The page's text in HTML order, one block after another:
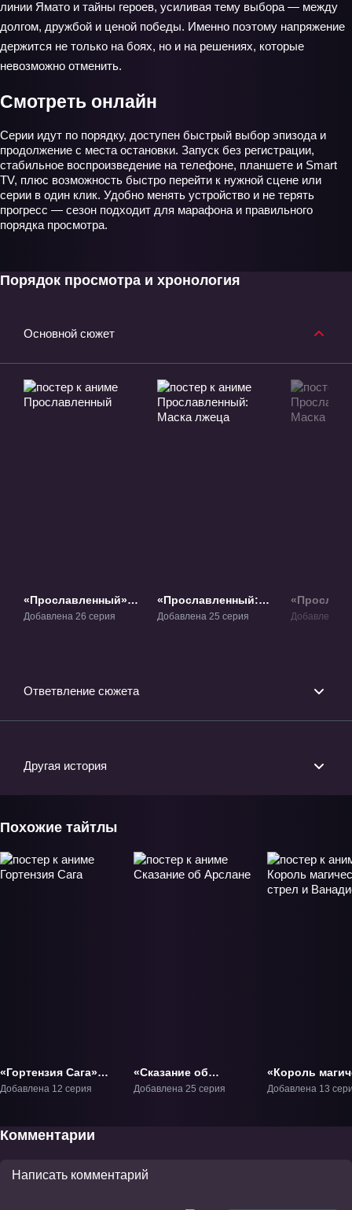
линии Ямато и тайны героев, усиливая тему выбора — между
долгом, дружбой и ценой победы. Именно поэтому напряжение
держится не только на боях, но и на решениях, которые
невозможно отменить.
Смотреть онлайн
Серии идут по порядку, доступен быстрый выбор эпизода и
продолжение с места остановки. Запуск без регистрации,
стабильное воспроизведение на телефоне, планшете и Smart
TV, плюс возможность быстро перейти к нужной сцене или
серии в один клик. Удобно менять устройство и не терять
прогресс — сезон подходит для марафона и правильного
порядка просмотра.
Порядок просмотра и хронология
Основной сюжет
«Прославленный»
ТВ-1
Добавлена 26 серия
«Прославленный:
Маска лжеца» ТВ-2
Добавлена 25 серия
Маска
Добавлена
Ответвление сюжета
Другая история
Похожие тайтлы
«Гортензия Сага»
ТВ-1
Добавлена 12 серия
«Сказание об
Арслане» ТВ-1
Добавлена 25 серия
«Король
стрел и
Добавлена 13
Комментарии